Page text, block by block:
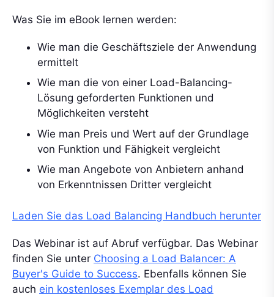
Was Sie im eBook lernen werden:
Wie man die Geschäftsziele der Anwendung
ermittelt
Wie man die von einer Load-Balancing-
Lösung geforderten Funktionen und
Möglichkeiten versteht
Wie man Preis und Wert auf der Grundlage
von Funktion und Fähigkeit vergleicht
Wie man Angebote von Anbietern anhand
von Erkenntnissen Dritter vergleicht
Laden Sie das Load Balancing Handbuch herunter
Das Webinar ist auf Abruf verfügbar. Das Webinar
finden Sie unter Choosing a Load Balancer: A
Buyer's Guide to Success. Ebenfalls können Sie
auch ein kostenloses Exemplar des Load